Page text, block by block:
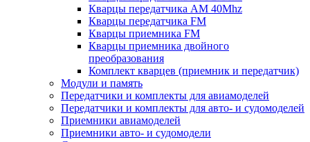
Кварцы передатчика AM 40Mhz
Кварцы передатчика FM
Кварцы приемника FM
Кварцы приемника двойного
преобразования
Комплект кварцев (приемник и передатчик)
Модули и память
Передатчики и комплекты для авиамоделей
Передатчики и комплекты для авто- и судомоделей
Приемники авиамоделей
Приемники авто- и судомодели